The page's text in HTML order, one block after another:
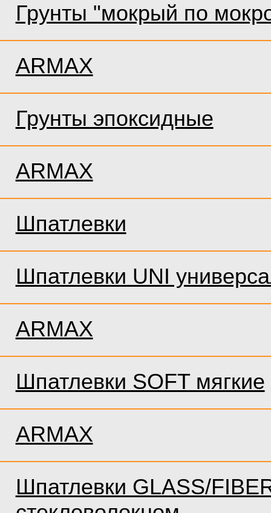
Грунты "мокрый по
ARMAX
Грунты эпоксидные
ARMAX
Шпатлевки
Шпатлевки UNI
ARMAX
Шпатлевки SOFT мягкие
ARMAX
Шпатлевки GLASS/